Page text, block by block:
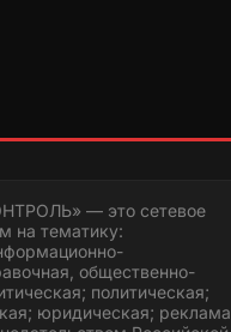
— это сетевое
на тематику:
общественно-
политическая;
юридическая; реклама